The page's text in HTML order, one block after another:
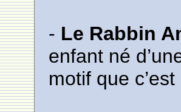
- Le Rabbin
enfant né
motif que